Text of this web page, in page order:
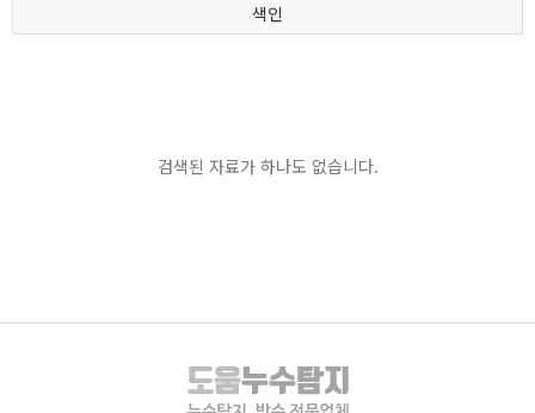
색인
검색된 자료가 하나도 없습니다.